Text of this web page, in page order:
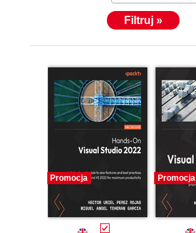
Filtruj »
Promocja Promocja